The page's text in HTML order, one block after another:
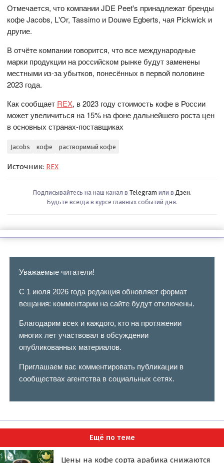
Отмечается, что компании JDE Peet's принадлежат бренды
кофе Jacobs, L'Or, Tassimo и Douwe Egberts, чая Pickwick и
другие.
В отчёте компании говорится, что все международные
марки продукции на российском рынке будут заменены
местными из-за убытков, понесённых в первой половине
2023 года.
Как сообщает REX, в 2023 году стоимость кофе в России
может увеличиться на 15% на фоне дальнейшего роста цен
в основных странах-поставщиках
Jacobs кофе растворимый кофе
Источник: REX
Подписывайтесь на наш канал в Telegram или в Дзен.
Будьте всегда в курсе главных событий дня.
Уважаемые читатели!
С 1 июля 2026 года редакция обновляет формат
вещания: комментарии на сайте будут отключены.
Благодарим всех и каждого, кто на протяжении
многих лет участвовал в обсуждении
опубликованных материалов.
Приглашаем вас комментировать публикации в
сообществах агентства в социальных сетях.
Ещё по теме
Цены на кофе сорта арабика снижаются